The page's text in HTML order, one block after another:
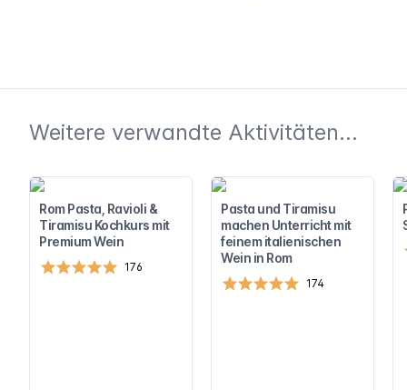
Weitere verwandte Aktivitäten...
Rom Pasta, Ravioli &
Tiramisu Kochkurs mit
Premium Wein
176
Pasta und Tiramisu
machen Unterricht mit
feinem italienischen
Wein in Rom
174